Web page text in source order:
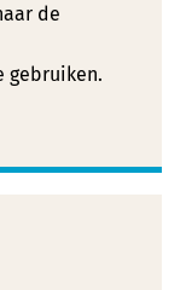
de
gebruiken.